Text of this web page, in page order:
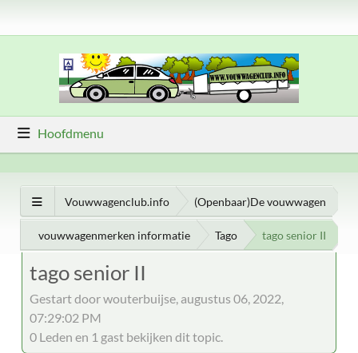
Hoofdmenu
Vouwwagenclub.info (Openbaar)De vouwwagen
vouwwagenmerken informatie Tago tago senior II
tago senior II
Gestart door wouterbuijse, augustus 06, 2022,
07:29:02 PM
0 Leden en 1 gast bekijken dit topic.